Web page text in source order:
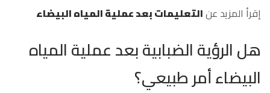
إقرأ المزيد عنالتعليمات بعد عملية المياه البيضاء
هل الرؤية الضبابية بعد عملية المياه
البيضاء أمر طبيعي؟